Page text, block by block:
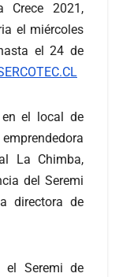
Crece 2021,
el miércoles
el 24 de
el local de
La Chimba,
del Seremi
directora de
el Seremi de